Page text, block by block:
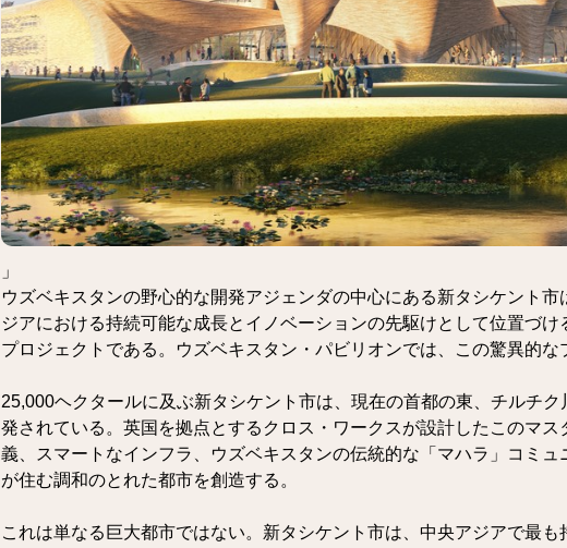
」
ウズベキスタンの野心的な開発アジェンダの中心にある新タシケント
ジアにおける持続可能な成長とイノベーションの先駆けとして位置づ
プロジェクトである。ウズベキスタン・パビリオンでは、この驚異的な
25,000ヘクタールに及ぶ新タシケント市は、現在の首都の東、チルチ
発されている。英国を拠点とするクロス・ワークスが設計したこのマ
義、スマートなインフラ、ウズベキスタンの伝統的な「マハラ」コミュ
が住む調和のとれた都市を創造する。
これは単なる巨大都市ではない。新タシケント市は、中央アジアで最